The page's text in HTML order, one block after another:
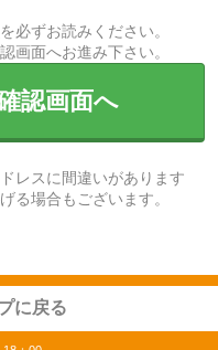
を必ずお読みください。
画面へお進み下さい。
認画面へ
レスに間違いがあります
る場合もございます。
に戻る